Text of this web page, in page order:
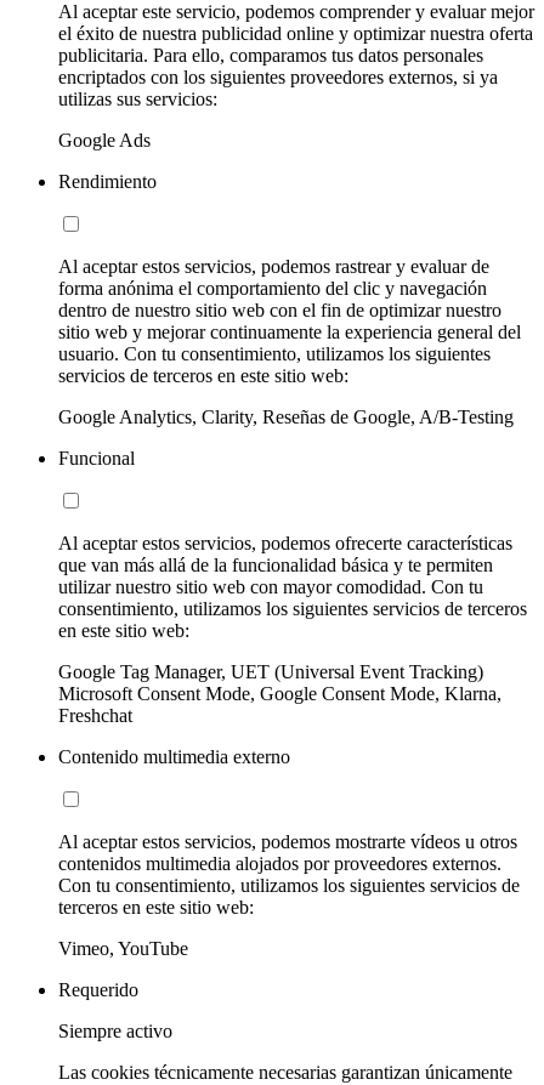
Al aceptar este servicio, podemos comprender y evaluar mejor
el éxito de nuestra publicidad online y optimizar nuestra oferta
publicitaria. Para ello, comparamos tus datos personales
encriptados con los siguientes proveedores externos, si ya
utilizas sus servicios:
Google Ads
Rendimiento
Al aceptar estos servicios, podemos rastrear y evaluar de
forma anónima el comportamiento del clic y navegación
dentro de nuestro sitio web con el fin de optimizar nuestro
sitio web y mejorar continuamente la experiencia general del
usuario. Con tu consentimiento, utilizamos los siguientes
servicios de terceros en este sitio web:
Google Analytics, Clarity, Reseñas de Google, A/B-Testing
Funcional
Al aceptar estos servicios, podemos ofrecerte características
que van más allá de la funcionalidad básica y te permiten
utilizar nuestro sitio web con mayor comodidad. Con tu
consentimiento, utilizamos los siguientes servicios de terceros
en este sitio web:
Google Tag Manager, UET (Universal Event Tracking)
Microsoft Consent Mode, Google Consent Mode, Klarna,
Freshchat
Contenido multimedia externo
Al aceptar estos servicios, podemos mostrarte vídeos u otros
contenidos multimedia alojados por proveedores externos.
Con tu consentimiento, utilizamos los siguientes servicios de
terceros en este sitio web:
Vimeo, YouTube
Requerido
Siempre activo
Las cookies técnicamente necesarias garantizan únicamente